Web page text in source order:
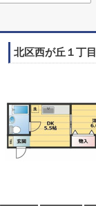
北区西が丘１丁